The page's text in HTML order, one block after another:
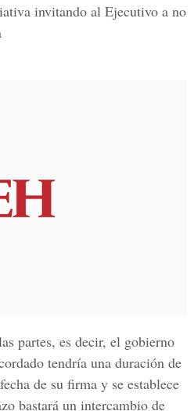
invitando al Ejecutivo a no
partes, es decir, el gobierno
tendría una duración de
de su firma y se establece
bastará un intercambio de